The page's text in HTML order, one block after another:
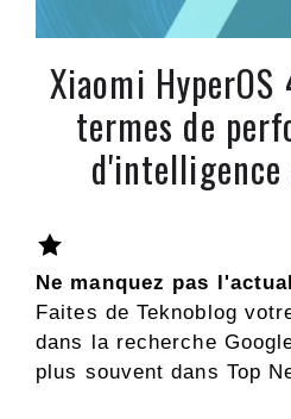
Xiaomi
termes de
Ne manquez pas
Faites de Teknoblog
dans la recherche
plus souvent dans Top